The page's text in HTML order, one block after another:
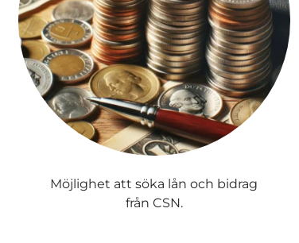
Möjlighet att söka lån och bidrag
från CSN.